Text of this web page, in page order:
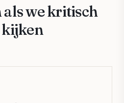
als we kritisch